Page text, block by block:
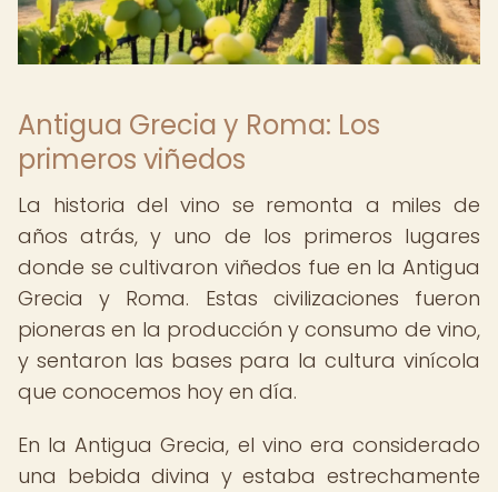
Antigua Grecia y Roma: Los
primeros viñedos
La historia del vino se remonta a miles de
años atrás, y uno de los primeros lugares
donde se cultivaron viñedos fue en la Antigua
Grecia y Roma. Estas civilizaciones fueron
pioneras en la producción y consumo de vino,
y sentaron las bases para la cultura vinícola
que conocemos hoy en día.
En la Antigua Grecia, el vino era considerado
una bebida divina y estaba estrechamente